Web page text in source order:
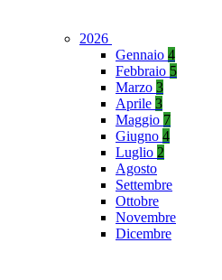
2026
Gennaio 4
Febbraio 5
Marzo 3
Aprile 3
Maggio 7
Giugno 4
Luglio 2
Agosto
Settembre
Ottobre
Novembre
Dicembre